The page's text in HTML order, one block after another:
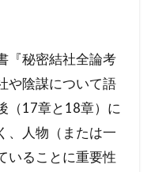
『秘密結社全論考
や陰謀について語
（17章と18章）に
、人物（または一
いることに重要性
ー攻撃
ッテ
ウィルソン